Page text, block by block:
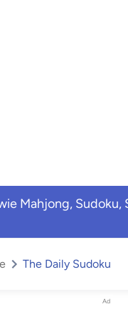
Mahjong, Sudoku,
The Daily Sudoku
Ad